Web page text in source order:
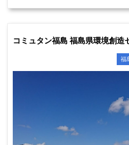
コミュタン福島 福島県環境創造
福